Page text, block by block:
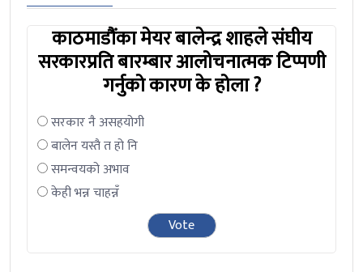
काठमाडौंका मेयर बालेन्द्र शाहले संघीय
सरकारप्रति बारम्बार आलोचनात्मक टिप्पणी
गर्नुको कारण के होला ?
सरकार नै असहयोगी
बालेन यस्तै त हो नि
समन्वयको अभाव
केही भन्न चाहन्नँ